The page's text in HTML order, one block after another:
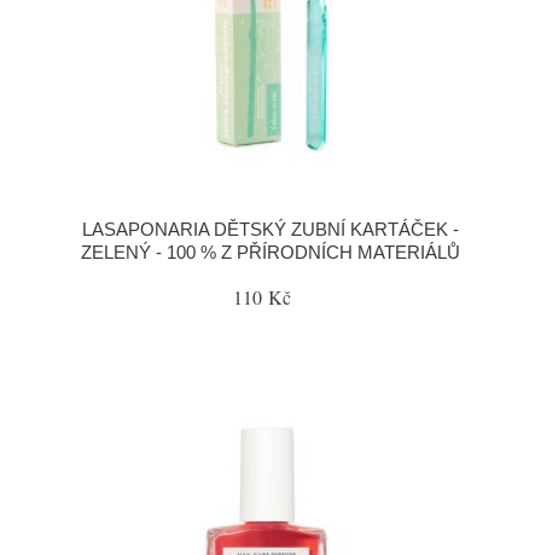
LASAPONARIA DĚTSKÝ ZUBNÍ KARTÁČEK -
ZELENÝ - 100 % Z PŘÍRODNÍCH MATERIÁLŮ
110 Kč